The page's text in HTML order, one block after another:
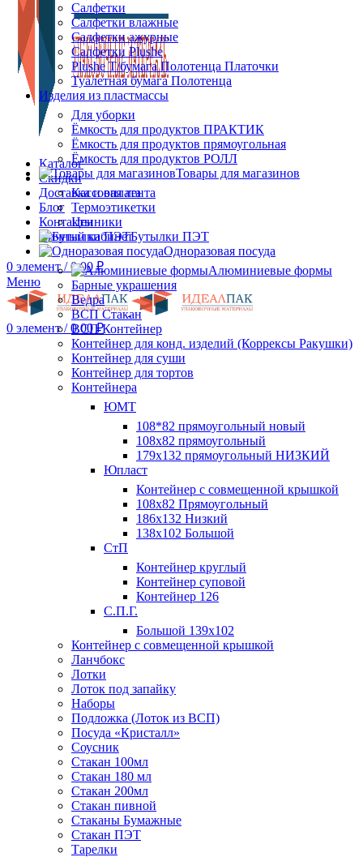
Каталог
Скидки
Доставка и оплата
Блог
Контакты
Личный кабинет
0 элемент / 0.00₽
Меню
0 элемент / 0.00₽
Салфетки
Салфетки влажные
Салфетки ажурные
Салфетки Plushe
Plushe Т/бумага Полотенца Платочки
Туалетная бумага Полотенца
Изделия из пластмассы
Для уборки
Ёмкость для продуктов ПРАКТИК
Ёмкость для продуктов прямоугольная
Ёмкость для продуктов РОЛЛ
Товары для магазинов
Кассовая лента
Термоэтикетки
Ценники
Бутылки ПЭТ
Одноразовая посуда
Алюминиевые формы
Барные украшения
Ведра
ВСП Стакан
ВСП Контейнер
Контейнер для конд. изделий (Коррексы Ракушки)
Контейнер для суши
Контейнер для тортов
Контейнера
ЮМТ
108*82 прямоугольный новый
108х82 прямоугольный
179х132 прямоугольный НИЗКИЙ
Юпласт
Контейнер с совмещенной крышкой
108х82 Прямоугольный
186х132 Низкий
138х102 Большой
СтП
Контейнер круглый
Контейнер суповой
Контейнер 126
С.П.Г.
Большой 139х102
Контейнер с совмещенной крышкой
Ланчбокс
Лотки
Лоток под запайку
Наборы
Подложка (Лоток из ВСП)
Посуда «Кристалл»
Соусник
Стакан 100мл
Стакан 180 мл
Стакан 200мл
Стакан пивной
Стаканы Бумажные
Стакан ПЭТ
Тарелки